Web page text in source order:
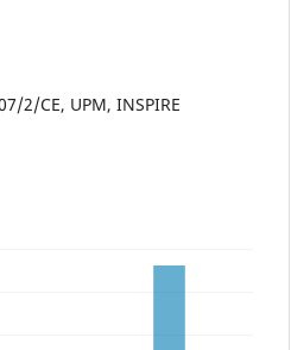
2/CE, UPM, INSPIRE